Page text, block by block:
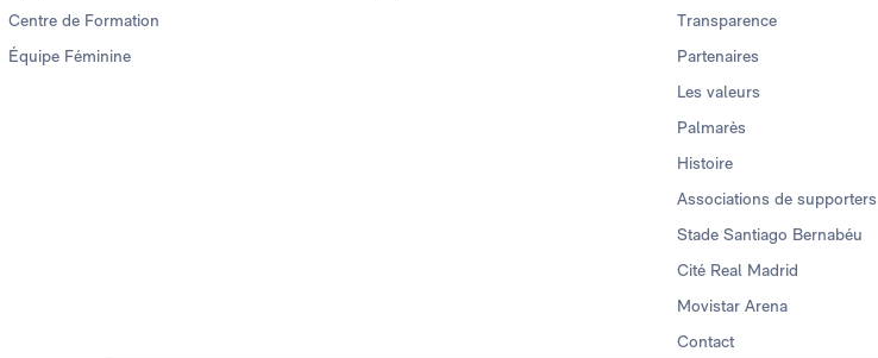
Centre de Formation
Équipe Féminine
Transparence
Partenaires
Les valeurs
Palmarès
Histoire
Associations de supporters
Stade Santiago Bernabéu
Cité Real Madrid
Movistar Arena
Contact